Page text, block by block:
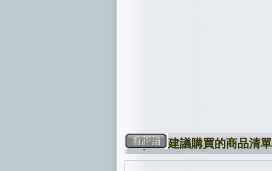
建議購買的商品清